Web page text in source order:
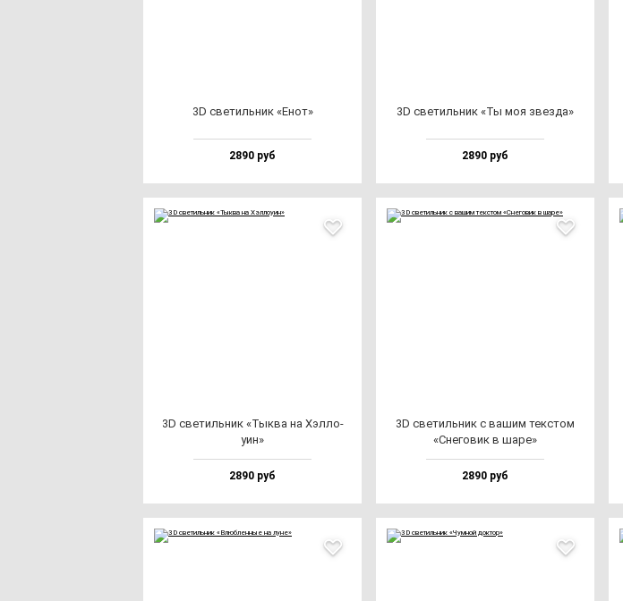
3D све­тиль­ник «Енот»
2890 руб
3D све­тиль­ник «Ты моя звез­да»
2890 руб
3D све­тиль­ник «Тык­ва на Хэл­ло­
уин»
2890 руб
3D све­тиль­ник с ва­шим тек­стом
«Сне­го­вик в ша­ре»
2890 руб